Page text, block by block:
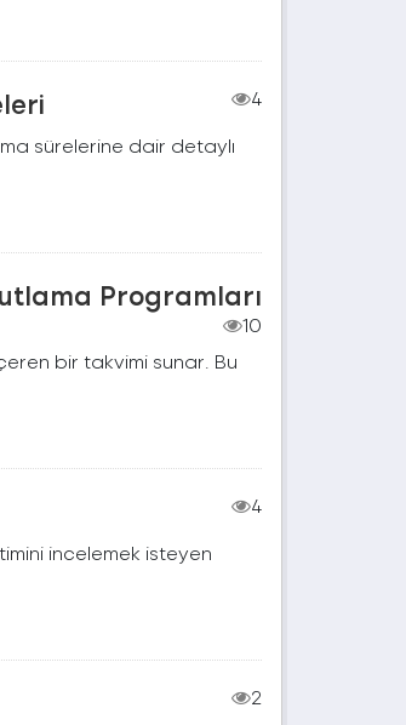
4
sürelerine dair detaylı
Programları
10
bir takvimi sunar. Bu
4
incelemek isteyen
2